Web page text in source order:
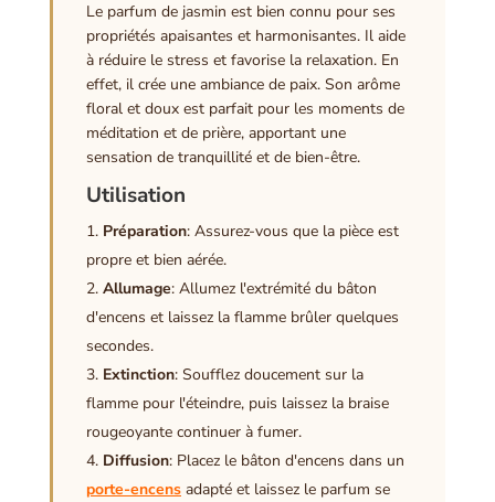
Le parfum de jasmin est bien connu pour ses
propriétés apaisantes et harmonisantes. Il aide
à réduire le stress et favorise la relaxation. En
effet, il crée une ambiance de paix. Son arôme
floral et doux est parfait pour les moments de
méditation et de prière, apportant une
sensation de tranquillité et de bien-être.
Utilisation
Préparation: Assurez-vous que la pièce est
propre et bien aérée.
Allumage: Allumez l'extrémité du bâton
d'encens et laissez la flamme brûler quelques
secondes.
Extinction: Soufflez doucement sur la
flamme pour l'éteindre, puis laissez la braise
rougeoyante continuer à fumer.
Diffusion: Placez le bâton d'encens dans un
porte-encensadapté et laissez le parfum se